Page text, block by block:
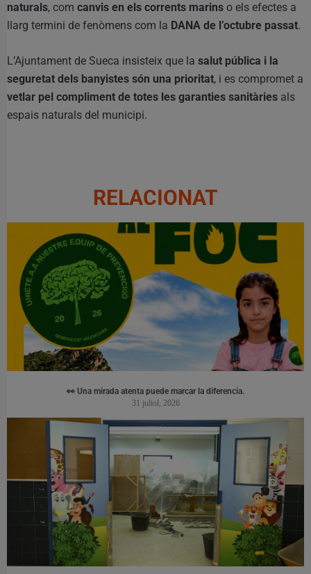
naturals, com canvis en els corrents marins o els efectes a
llarg termini de fenòmens com la DANA de l’octubre passat.
L’Ajuntament de Sueca insisteix que la salut pública i la
seguretat dels banyistes són una prioritat, i es compromet a
vetlar pel compliment de totes les garanties sanitàries als
espais naturals del municipi.
RELACIONAT
👀 Una mirada atenta puede marcar la diferencia.
31 juliol, 2026